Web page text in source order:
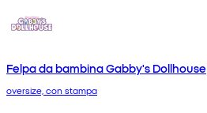
Felpa da bambina Gabby's Dollhouse
oversize, con stampa